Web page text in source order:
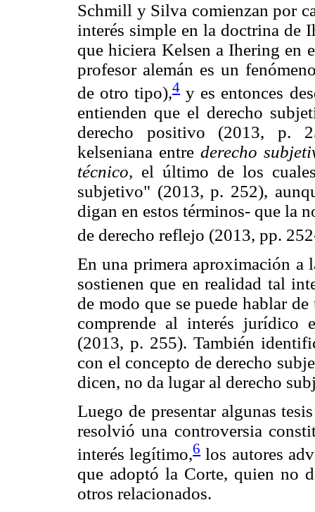
Schmill y Silva comienzan por
interés simple en la doctrina de
que hiciera Kelsen a Ihering en
profesor alemán es un
de otro tipo),4y es entonces
entienden que el derecho
derecho positivo (2013, p.
kelseniana entre derecho
técnico, el último de los
subjetivo" (2013, p. 252),
digan en estos términos- que la
de derecho reflejo (2013, pp.
En una primera aproximación a
sostienen que en realidad tal
de modo que se puede hablar
comprende al interés jurídico
(2013, p. 255). También
con el concepto de derecho
dicen, no da lugar al derecho
Luego de presentar algunas
resolvió una controversia
interés legítimo,6los autores
que adoptó la Corte, quien no
otros relacionados.